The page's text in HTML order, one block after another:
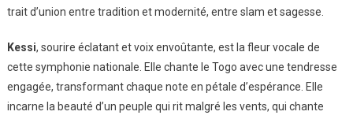
trait d’union entre tradition et modernité, entre slam et sagesse.
Kessi, sourire éclatant et voix envoûtante, est la fleur vocale de
cette symphonie nationale. Elle chante le Togo avec une tendresse
engagée, transformant chaque note en pétale d’espérance. Elle
incarne la beauté d’un peuple qui rit malgré les vents, qui chante